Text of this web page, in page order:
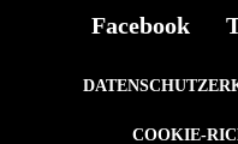
Facebook
COOKIE-